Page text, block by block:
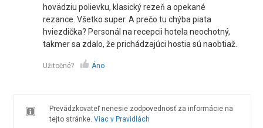
hovädziu polievku, klasický rezeň a opekané
rezance. Všetko super. A prečo tu chýba piata
hviezdička? Personál na recepcii hotela neochotný,
takmer sa zdalo, že prichádzajúci hostia sú naobtiaž.
Užitočné? Áno
Prevádzkovateľ nenesie zodpovednosť za informácie na
tejto stránke. Viac v Pravidlách